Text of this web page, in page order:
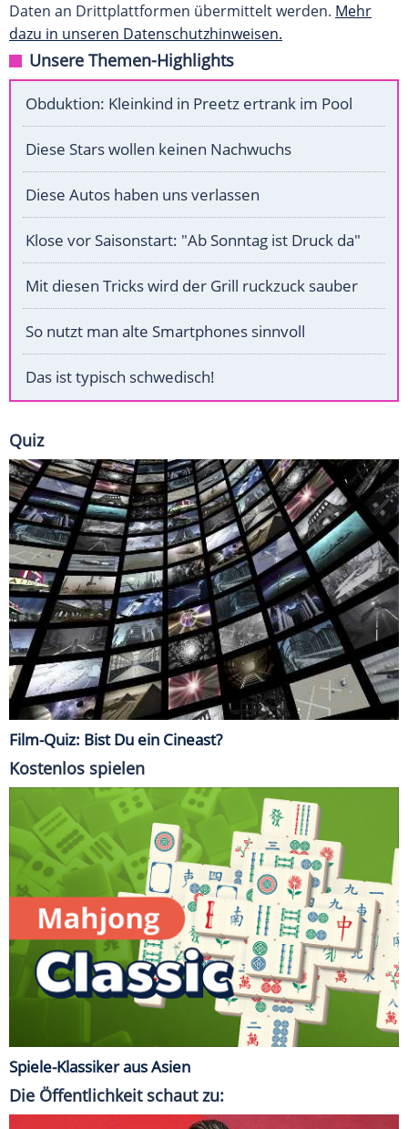
Daten an Drittplattformen übermittelt werden. Mehr
dazu in unseren Datenschutzhinweisen.
Unsere Themen-Highlights
Obduktion: Kleinkind in Preetz ertrank im Pool
Diese Stars wollen keinen Nachwuchs
Diese Autos haben uns verlassen
Klose vor Saisonstart: "Ab Sonntag ist Druck da"
Mit diesen Tricks wird der Grill ruckzuck sauber
So nutzt man alte Smartphones sinnvoll
Das ist typisch schwedisch!
Quiz
Film-Quiz: Bist Du ein Cineast?
Kostenlos spielen
Spiele-Klassiker aus Asien
Die Öffentlichkeit schaut zu: